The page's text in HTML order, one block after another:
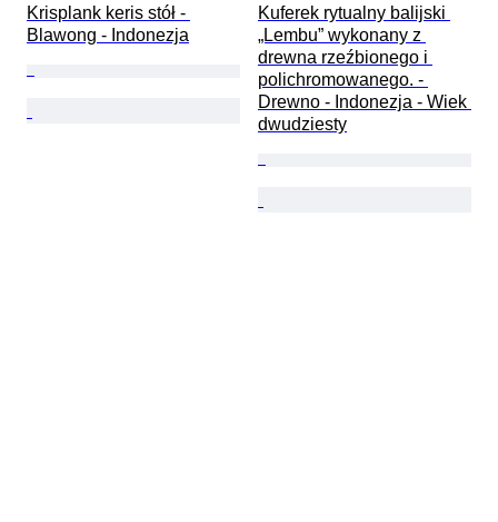
Krisplank keris stół -
Blawong - Indonezja
Kuferek rytualny balijski
„Lembu” wykonany z
drewna rzeźbionego i
polichromowanego. -
Drewno - Indonezja - Wiek
dwudziesty